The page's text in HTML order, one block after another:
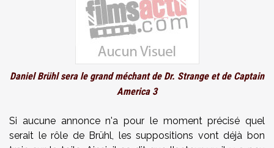
Daniel Brühl sera le grand méchant de Dr. Strange et de Captain
America 3
Si aucune annonce n'a pour le moment précisé quel
serait le rôle de Brühl, les suppositions vont déjà bon